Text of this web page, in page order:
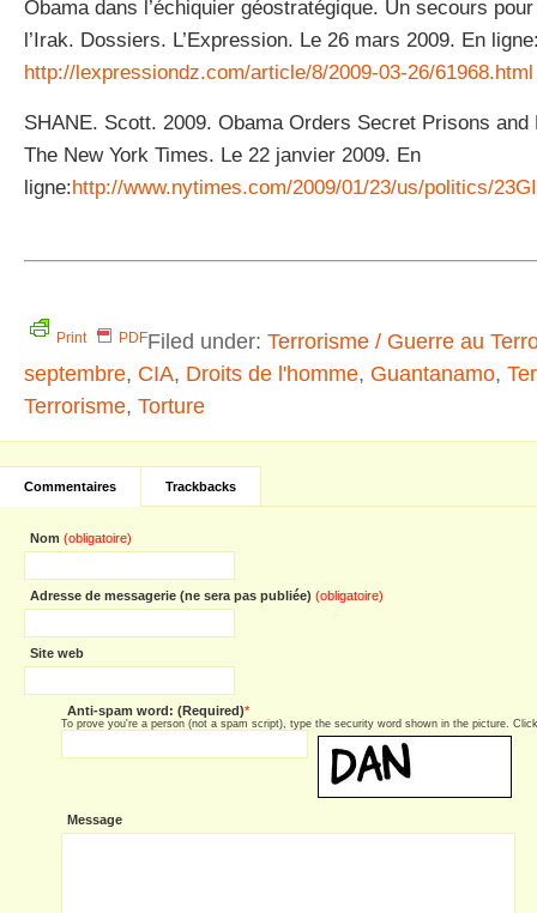
Obama dans l’échiquier géostratégique. Un secours
l’Irak. Dossiers. L’Expression. Le 26 mars 2009. En
http://lexpressiondz.com/article/8/2009-03-26/61968.html
SHANE. Scott. 2009. Obama Orders Secret Prisons
The New York Times. Le 22 janvier 2009. En
ligne:http://www.nytimes.com/2009/01/23/us/politics/
Print PDFFiled under: Terrorisme / Guerre au
septembre, CIA, Droits de l'homme, Guantanamo,
Terrorisme, Torture
Commentaires Trackbacks
Nom (obligatoire)
Adresse de messagerie (ne sera pas publiée) (obligatoire)
Site web
Anti-spam word: (Required)*
To prove you're a person (not a spam script), type the security word shown in the picture.
Message